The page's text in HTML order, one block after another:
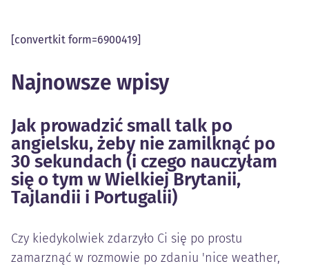
[convertkit form=6900419]
Najnowsze wpisy
Jak prowadzić small talk po
angielsku, żeby nie zamilknąć po
30 sekundach (i czego nauczyłam
się o tym w Wielkiej Brytanii,
Tajlandii i Portugalii)
Czy kiedykolwiek zdarzyło Ci się po prostu
zamarznąć w rozmowie po zdaniu 'nice weather,